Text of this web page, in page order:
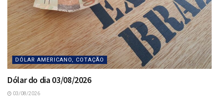
DÓLAR AMERICANO, COTAÇÃO
Dólar do dia 03/08/2026
03/08/2026